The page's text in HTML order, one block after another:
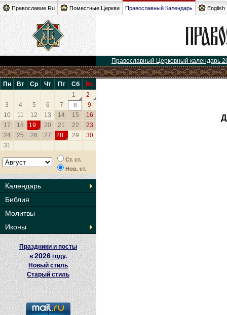
Православие.Ru Поместные Церкви Православный Календарь English
Православный Церковный календарь
Пн Вт Ср Чт Пт Сб
Вс
1
2
3
4 5 6 7 8
9
10
11 12 13 14 15
16
17
18 19 20 21 22
23
24
25 26 27 28 29
30
31
Ст. ст.
Нов. ст.
Календарь
Библия
Молитвы
Иконы
Праздники и посты
в2026 году.
Новый стиль
Старый стиль